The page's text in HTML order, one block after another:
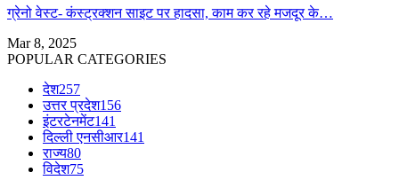
ग्रेनो वेस्ट- कंस्ट्रक्शन साइट पर हादसा, काम कर रहे मजदूर के…
Mar 8, 2025
POPULAR CATEGORIES
देश257
उत्तर प्रदेश156
इंटरटेनमेंट141
दिल्ली एनसीआर141
राज्य80
विदेश75